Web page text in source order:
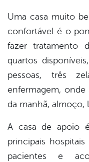
Uma casa muito
confortável é o
fazer tratamento
quartos
pessoas, três
enfermagem, onde
da manhã, almoço,
A casa de apoio
principais
pacientes e